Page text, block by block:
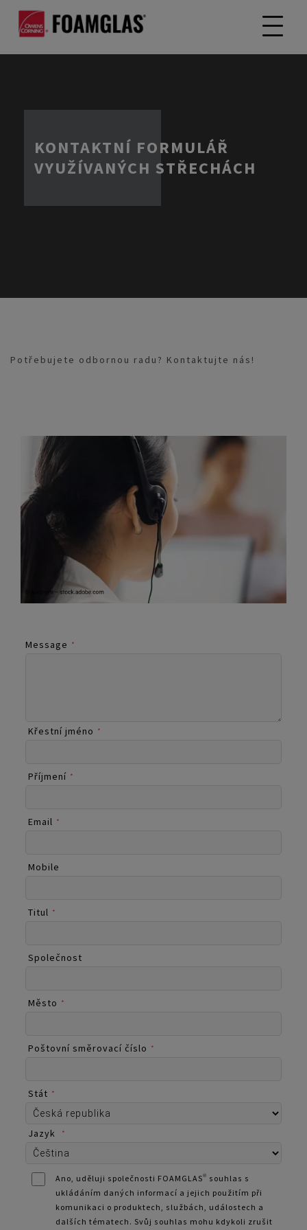
KONTAKTNÍ FORMULÁŘ
VYUŽÍVANÝCH STŘECHÁCH
Potřebujete odbornou radu? Kontaktujte nás!
Message *
Křestní jméno *
Příjmení *
Email *
Mobile
Titul *
Společnost
Město *
Poštovní směrovací číslo *
Stát *
Jazyk *
Ano, uděluji společnosti FOAMGLAS® souhlas s
ukládáním daných informací a jejich použitím při
komunikaci o produktech, službách, událostech a
dalších tématech. Svůj souhlas mohu kdykoli zrušit